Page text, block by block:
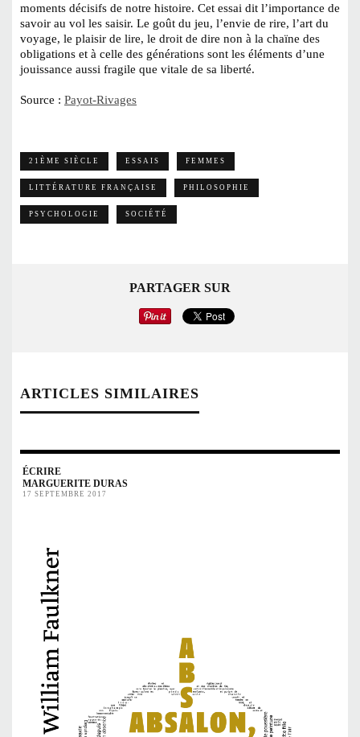
moments décisifs de notre histoire. Cet essai dit l’importance de
savoir au vol les saisir. Le goût du jeu, l’envie de rire, l’art du
voyage, le plaisir de lire, le droit de dire non à la chaïne des
obligations et à celle des générations sont les éléments d’une
jouissance aussi fragile que vitale de sa liberté.
Source : Payot-Rivages
21ÈME SIÈCLE ESSAIS FEMMES
LITTÉRATURE FRANÇAISE PHILOSOPHIE
PSYCHOLOGIE SOCIÉTÉ
PARTAGER SUR
ARTICLES SIMILAIRES
ÉCRIRE
MARGUERITE DURAS
17 SEPTEMBRE 2017